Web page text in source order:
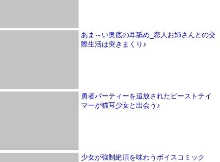
あま～い奥底の耳舐め_恋人お姉さんとの交
際生活は突きまくり♪
勇者パーティーを追放されたビーストテイ
マーが猫耳少女と出会う♪
少女が強制絶頂を味わうボイスコミック